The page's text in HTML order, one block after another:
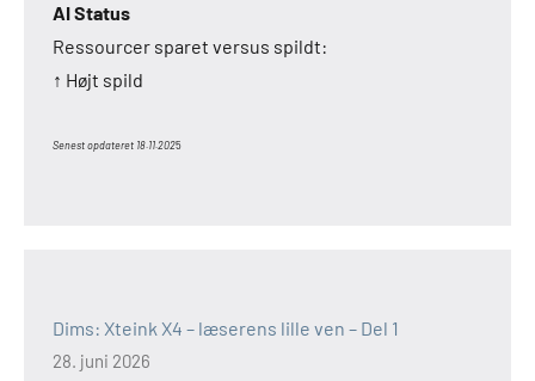
AI Status
Ressourcer sparet versus spildt:
↑ Højt spild
Senest opdateret 18.11.2025
Dims: Xteink X4 – læserens lille ven – Del 1
28. juni 2026